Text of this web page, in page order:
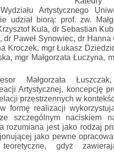
Artystycznego
udział biorą: prof. zw.
Kula, dr Sebastian
dr Paweł Synowiec, dr
Kroczek, mgr Łukasz
mgr Małgorzata Łuczyna,
Małgorzata
Artystycznej, koncepcję
przestrzennych w
formę realizacji
szczególnym naciskiem
rozumiana jest jako rodzaj
jako pewne
gdyż